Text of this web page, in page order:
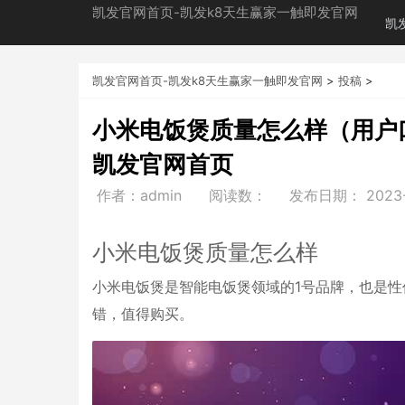
凯发官网首页-凯发k8天生赢家一触即发官网
凯
凯发官网首页-凯发k8天生赢家一触即发官网 > 投稿 >
小米电饭煲质量怎么样（用
凯发官网首页
作者：admin 阅读数： 发布日期：
小米电饭煲质量怎么样
小米电饭煲是智能电饭煲领域的1号品牌，也是
错，值得购买。